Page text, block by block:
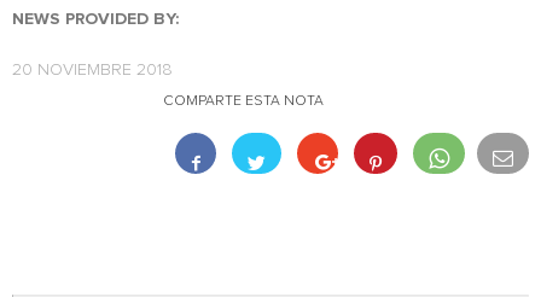
NEWS PROVIDED BY:
20 NOVIEMBRE 2018
COMPARTE ESTA NOTA